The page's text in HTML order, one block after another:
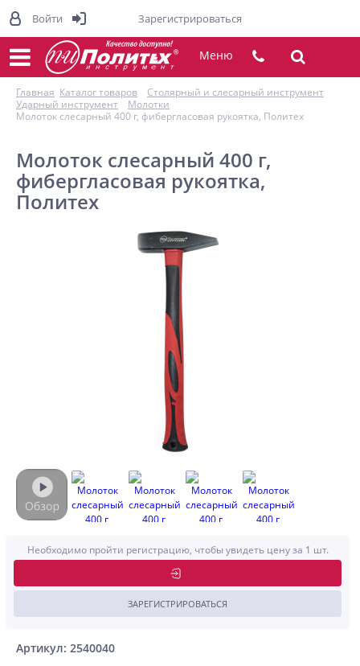
Меню
Главная Каталог товаров
Столярный и слесарный инструмент
Ударный инструмент
Молотки
Молоток слесарный 400 г, фибергласовая рукоятка, Политех
Молоток слесарный 400 г,
фибергласовая рукоятка,
Политех
Артикул: 2540040
Необходимо пройти регистрацию, чтобы увидеть цену за 1 шт.
ЗАРЕГИСТРИРОВАТЬСЯ
Войти Зарегистрироваться